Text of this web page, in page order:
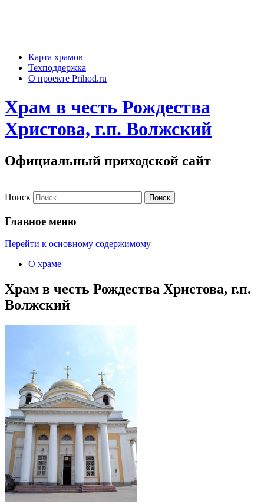
Карта храмов
Техподдержка
О проекте Prihod.ru
Храм в честь Рождества
Христова, г.п. Волжский
Официальный приходской сайт
Поиск
Главное меню
Перейти к основному содержимому
О храме
Храм в честь Рождества Христова, г.п.
Волжский